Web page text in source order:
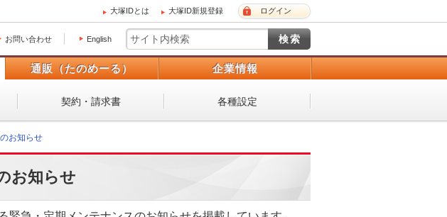
大塚IDとは 大塚ID新規登録 ログイン
お問い合わせ English
通販（たのめーる） 企業情報
契約・請求書 各種設定
お知らせ
お知らせ